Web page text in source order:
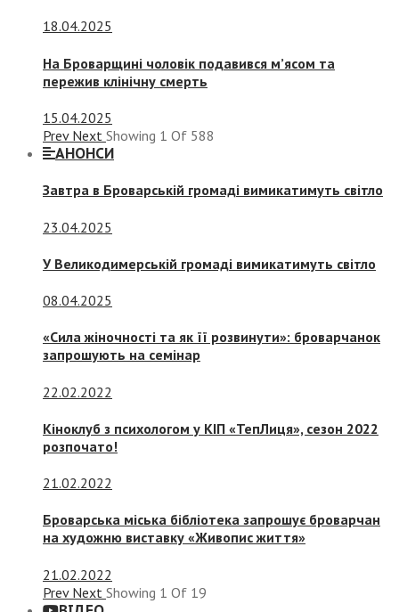
18.04.2025
На Броварщині чоловік подавився м’ясом та
пережив клінічну смерть
15.04.2025
Prev Next Showing 1 Of 588
АНОНСИ
Завтра в Броварській громаді вимикатимуть світло
23.04.2025
У Великодимерській громаді вимикатимуть світло
08.04.2025
«Сила жіночності та як її розвинути»: броварчанок
запрошують на семінар
22.02.2022
Кіноклуб з психологом у КІП «ТепЛиця», сезон 2022
розпочато!
21.02.2022
Броварська міська бібліотека запрошує броварчан
на художню виставку «Живопис життя»
21.02.2022
Prev Next Showing 1 Of 19